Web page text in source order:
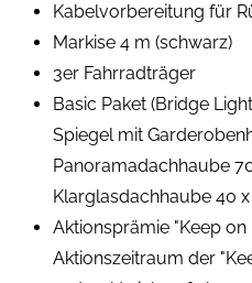
Kabelvorbereitung für
Markise 4 m (schwarz)
3er Fahrradträger
Basic Paket (Bridge
Spiegel mit
Panoramadachhaube
Klarglasdachhaube 40
Aktionsprämie "Keep on
Aktionszeitraum der